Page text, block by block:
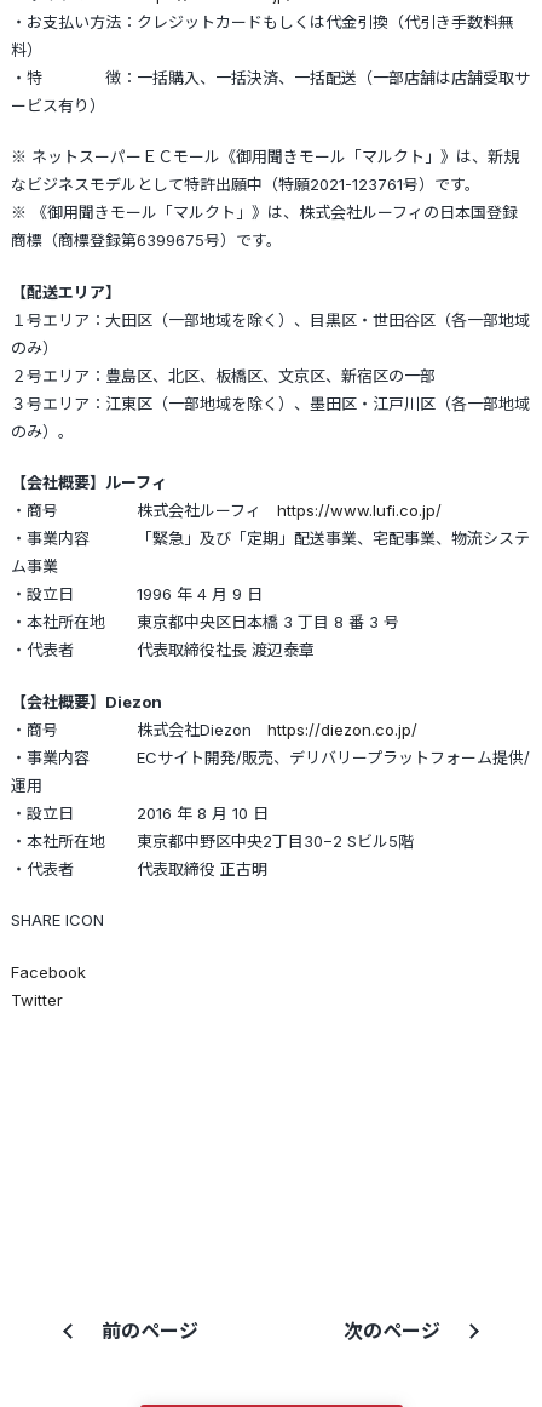
・お支払い方法：クレジットカードもしくは代金引換（代引き手数料無
料）
・特 徴：一括購入、一括決済、一括配送（一部店舗は店舗受取サ
ービス有り）
※ ネットスーパーＥＣモール《御用聞きモール「マルクト」》は、新規
なビジネスモデルとして特許出願中（特願2021-123761号）です。
※ 《御用聞きモール「マルクト」》は、株式会社ルーフィの日本国登録
商標（商標登録第6399675号）です。
【配送エリア】
１号エリア：大田区（一部地域を除く）、目黒区・世田谷区（各一部地域
のみ）
２号エリア：豊島区、北区、板橋区、文京区、新宿区の一部
３号エリア：江東区（一部地域を除く）、墨田区・江戸川区（各一部地域
のみ）。
【会社概要】ルーフィ
・商号 株式会社ルーフィ https://www.lufi.co.jp/
・事業内容 「緊急」及び「定期」配送事業、宅配事業、物流システ
ム事業
・設立日 1996 年 4 月 9 日
・本社所在地 東京都中央区日本橋 3 丁目 8 番 3 号
・代表者 代表取締役社長 渡辺泰章
【会社概要】Diezon
・商号 株式会社Diezon https://diezon.co.jp/
・事業内容 ECサイト開発/販売、デリバリープラットフォーム提供/
運用
・設立日 2016 年 8 月 10 日
・本社所在地 東京都中野区中央2丁目30−2 Sビル5階
・代表者 代表取締役 正古明
SHARE ICON
Facebook
Twitter
前のページ 次のページ